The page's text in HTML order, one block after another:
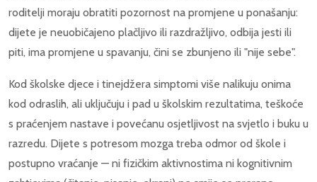
roditelji moraju obratiti pozornost na promjene u ponašanju:
dijete je neuobičajeno plačljivo ili razdražljivo, odbija jesti ili
piti, ima promjene u spavanju, čini se zbunjeno ili "nije sebe".
Kod školske djece i tinejdžera simptomi više nalikuju onima
kod odraslih, ali uključuju i pad u školskim rezultatima, teškoće
s praćenjem nastave i povećanu osjetljivost na svjetlo i buku u
razredu. Dijete s potresom mozga treba odmor od škole i
postupno vraćanje — ni fizičkim aktivnostima ni kognitivnim